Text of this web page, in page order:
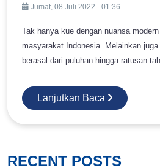
Jumat, 08 Juli 2022 - 01:36
Tak hanya kue dengan nuansa
masyarakat Indonesia. Melainkan
berasal dari puluhan hingga ratusan
akan sangat rindu pada kampung halaman. Nah, apabila
tidak bisa mudik tahun ini, disarankan
Ini Bisa Menjadi Pilihan Untuk Sajian Hari
Lanjutkan Baca
RECENT POSTS